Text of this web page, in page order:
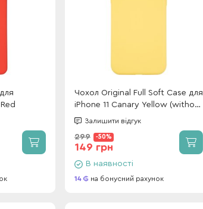
Чохол Original Full Soft Case для
iPhone 11 Canary Yellow (without
logo)
Залишити відгук
299 -50%
149 грн
В наявності
14 на бонусний рахунок